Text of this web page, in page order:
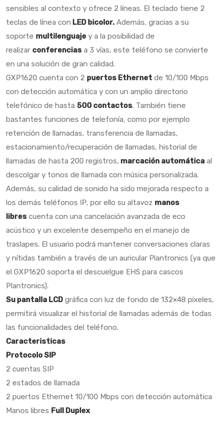
sensibles al contexto y ofrece 2 líneas. El teclado tiene 2
teclas de línea con LED bicolor. Además, gracias a su
soporte multilenguaje y a la posibilidad de
realizar conferencias a 3 vías, este teléfono se convierte
en una solución de gran calidad.
GXP1620 cuenta con 2 puertos Ethernet de 10/100 Mbps
con detección automática y con un amplio directorio
telefónico de hasta 500 contactos. También tiene
bastantes funciones de telefonía, como por ejemplo
retención de llamadas, transferencia de llamadas,
estacionamiento/recuperación de llamadas, historial de
llamadas de hasta 200 registros, marcación automática al
descolgar y tonos de llamada con música personalizada.
Además, su calidad de sonido ha sido mejorada respecto a
los demás teléfonos IP, por ello su altavoz manos
libres cuenta con una cancelación avanzada de eco
acústico y un excelente desempeño en el manejo de
traslapes. El usuario podrá mantener conversaciones claras
y nítidas también a través de un auricular Plantronics (ya que
el GXP1620 soporta el descuelgue EHS para cascos
Plantronics).
Su pantalla LCD gráfica con luz de fondo de 132×48 píxeles,
permitirá visualizar el historial de llamadas además de todas
las funcionalidades del teléfono.
Caracteristicas
Protocolo SIP
2 cuentas SIP
2 estados de llamada
2 puertos Ethernet 10/100 Mbps con detección automática
Manos libres Full Duplex